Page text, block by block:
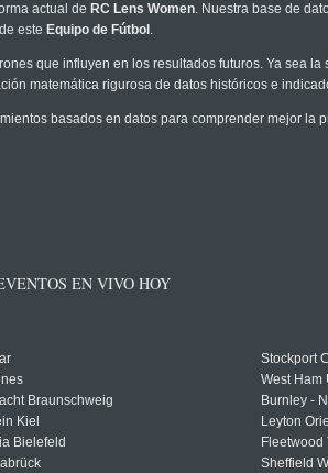
actual de RC Lens Women. Nuestra base de
este Equipo de Fútbol .
que influyen en los resultados futuros. Ya sea
matemática rigurosa de datos históricos e
basados en datos para comprender mejor la
EN VIVO HOY
Braunschweig
Kiel
Bielefeld
Stockport
West Ham
Burnley -
Leyton
Fleetwood
Sheffield